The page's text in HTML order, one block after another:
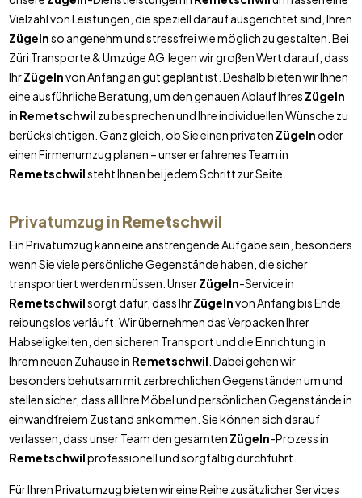
Vielzahl von Leistungen, die speziell darauf ausgerichtet sind, Ihren
Zügelnso angenehm und stressfrei wie möglich zu gestalten. Bei
Züri Transporte & Umzüge AG legen wir großen Wert darauf, dass
IhrZügelnvon Anfang an gut geplant ist. Deshalb bieten wir Ihnen
eine ausführliche Beratung, um den genauen Ablauf Ihres Zügeln
in Remetschwil zu besprechen und Ihre individuellen Wünsche zu
berücksichtigen. Ganz gleich, ob Sie einen privaten Zügelnoder
einen Firmenumzug planen – unser erfahrenes Team in
Remetschwilsteht Ihnen bei jedem Schritt zur Seite.
Privatumzug in Remetschwil
Ein Privatumzug kann eine anstrengende Aufgabe sein, besonders
wenn Sie viele persönliche Gegenstände haben, die sicher
transportiert werden müssen. UnserZügeln-Service in
Remetschwilsorgt dafür, dass IhrZügelnvon Anfang bis Ende
reibungslos verläuft. Wir übernehmen das Verpacken Ihrer
Habseligkeiten, den sicheren Transport und die Einrichtung in
Ihrem neuen Zuhause in Remetschwil . Dabei gehen wir
besonders behutsam mit zerbrechlichen Gegenständen um und
stellen sicher, dass all Ihre Möbel und persönlichen Gegenstände in
einwandfreiem Zustand ankommen. Sie können sich darauf
verlassen, dass unser Team den gesamten Zügeln-Prozess in
Remetschwilprofessionell und sorgfältig durchführt.
Für Ihren Privatumzug bieten wir eine Reihe zusätzlicher Services